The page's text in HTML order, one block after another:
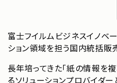
富士フイルムビジネスイノベ
ション領域を担う国内統括販
長年培ってきた「紙の情報を
るソリューションプロバイダ